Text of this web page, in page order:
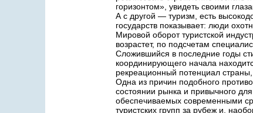
горизонтом», увидеть своими
А с другой — туризм, есть
государств показывает: люди
Мировой оборот туристской
возрастет, по подсчетам
Сложившийся в последние годы
координирующего начала
рекреационный потенциал
Одна из причин подобного
состоянии рынка и привычного
обеспечиваемых современными
туристских групп за рубеж и,